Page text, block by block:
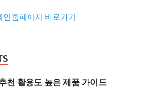
인홈페이지 바로가기
천 활용도 높은 제품 가이드